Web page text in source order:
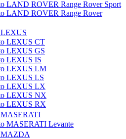
LAND ROVER Range Rover Sport
LAND ROVER Range Rover
LEXUS
LEXUS CT
LEXUS GS
LEXUS IS
LEXUS LM
LEXUS LS
LEXUS LX
LEXUS NX
LEXUS RX
MASERATI
MASERATI Levante
MAZDA